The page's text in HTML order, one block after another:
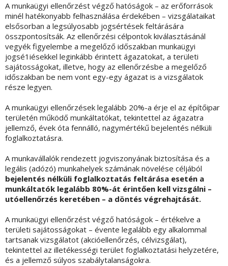
A munkaügyi ellenőrzést végző hatóságok – az erőforrások
minél hatékonyabb felhasználása érdekében – vizsgálataikat
elsősorban a legsúlyosabb jogsértések feltárására
összpontosítsák. Az ellenőrzési célpontok kiválasztásánál
vegyék figyelembe a megelőző időszakban munkaügyi
jogsé1iésekkel leginkább érintett ágazatokat, a területi
sajátosságokat, illetve, hogy az ellenőrzésbe a megelőző
időszakban be nem vont egy-egy ágazat is a vizsgálatok
része legyen.
A munkaügyi ellenőrzések legalább 20%-a érje el az építőipar
területén működő munkáltatókat, tekintettel az ágazatra
jellemző, évek óta fennálló, nagymértékű bejelentés nélküli
foglalkoztatásra.
A munkavállalók rendezett jogviszonyának biztosítása és a
legális (adózó) munkahelyek számának növelése céljából
bejelentés nélküli foglalkoztatás feltárása esetén a
munkáltatók legalább 80%-át érintően kell vizsgálni –
utóellenőrzés keretében – a döntés végrehajtását.
A munkaügyi ellenőrzést végző hatóságok – értékelve a
területi sajátosságokat – évente legalább egy alkalommal
tartsanak vizsgálatot (akcióellenőrzés, célvizsgálat),
tekintettel az illetékességi terület foglalkoztatási helyzetére,
és a jellemző súlyos szabálytalanságokra.